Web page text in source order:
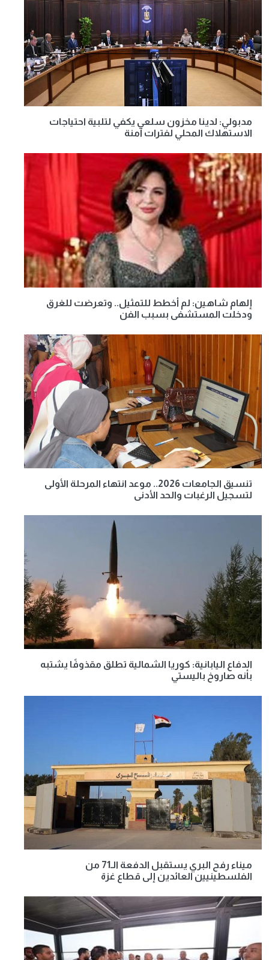
مدبولي: لدينا مخزون سلعي يكفي لتلبية احتياجات
الاستهلاك المحلي لفترات آمنة
إلهام شاهين: لم أخطط للتمثيل.. وتعرضت للغرق
ودخلت المستشفى بسبب الفن
تنسيق الجامعات 2026.. موعد انتهاء المرحلة الأولى
لتسجيل الرغبات والحد الأدنى
الدفاع اليابانية: كوريا الشمالية تطلق مقذوفًا يشتبه
بأنه صاروخ باليستي
ميناء رفح البري يستقبل الدفعة الـ71 من
الفلسطينيين العائدين إلى قطاع غزة